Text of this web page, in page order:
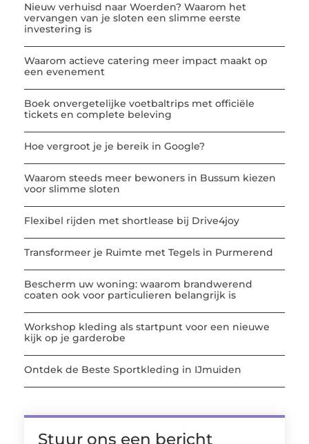
Nieuw verhuisd naar Woerden? Waarom het
vervangen van je sloten een slimme eerste
investering is
Waarom actieve catering meer impact maakt op
een evenement
Boek onvergetelijke voetbaltrips met officiële
tickets en complete beleving
Hoe vergroot je je bereik in Google?
Waarom steeds meer bewoners in Bussum kiezen
voor slimme sloten
Flexibel rijden met shortlease bij Drive4joy
Transformeer je Ruimte met Tegels in Purmerend
Bescherm uw woning: waarom brandwerend
coaten ook voor particulieren belangrijk is
Workshop kleding als startpunt voor een nieuwe
kijk op je garderobe
Ontdek de Beste Sportkleding in IJmuiden
Stuur ons een bericht